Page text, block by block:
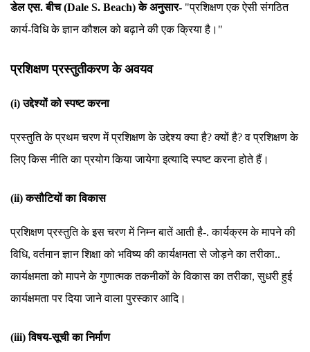
डेल एस. बीच (Dale S. Beach) के अनुसार- "प्रशिक्षण एक ऐसी संगठित
कार्य-विधि के ज्ञान कौशल को बढ़ाने की एक क्रिया है।"
प्रशिक्षण प्रस्तुतीकरण के अवयव
(i) उद्देश्यों को स्पष्ट करना
प्रस्तुति के प्रथम चरण में प्रशिक्षण के उद्देश्य क्या है? क्यों है? व प्रशिक्षण के
लिए किस नीति का प्रयोग किया जायेगा इत्यादि स्पष्ट करना होते हैं।
(ii) कसौटियों का विकास
प्रशिक्षण प्रस्तुति के इस चरण में निम्न बातें आती है-. कार्यक्रम के मापने की
विधि, वर्तमान ज्ञान शिक्षा को भविष्य की कार्यक्षमता से जोड़ने का तरीका..
कार्यक्षमता को मापने के गुणात्मक तकनीकों के विकास का तरीका, सुधरी हुई
कार्यक्षमता पर दिया जाने वाला पुरस्कार आदि।
(iii) विषय-सूची का निर्माण